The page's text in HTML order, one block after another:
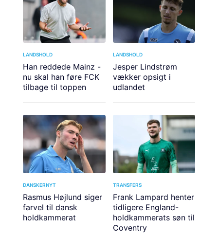
LANDSHOLD
Han reddede Mainz -
nu skal han føre FCK
tilbage til toppen
LANDSHOLD
Jesper Lindstrøm
vækker opsigt i
udlandet
DANSKERNYT
Rasmus Højlund siger
farvel til dansk
holdkammerat
TRANSFERS
Frank Lampard henter
tidligere England-
holdkammerats søn til
Coventry